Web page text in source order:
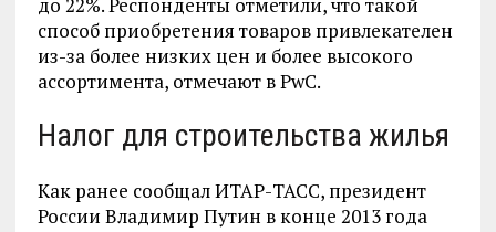
способ приобретения товаров привлекателен
из-за более низких цен и более высокого
ассортимента, отмечают в PwC.
Налог для строительства жилья
Как ранее сообщал ИТАР-ТАСС, президент
России Владимир Путин в конце 2013 года